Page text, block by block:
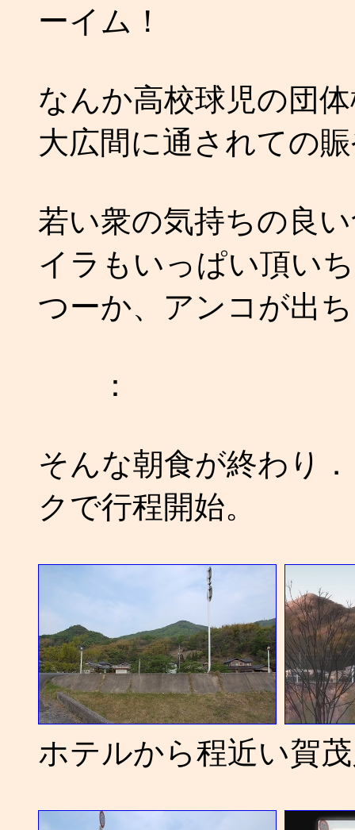
ーイム！
なんか高校球児の団
大広間に通されての
若い衆の気持ちの良
イラもいっぱい頂い
つーか、アンコが出
：
そんな朝食が終わり
クで行程開始。
ホテルから程近い賀